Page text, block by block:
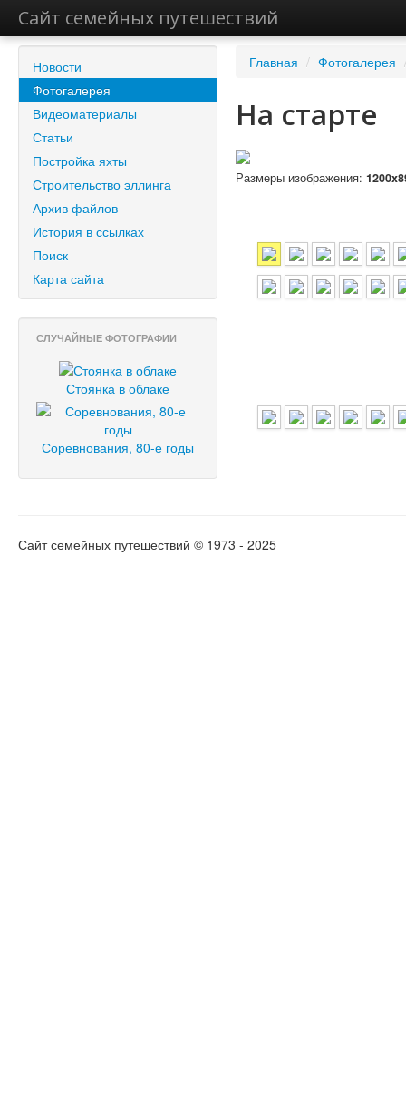
Сайт семейных путешествий
Новости
Фотогалерея
Видеоматериалы
Статьи
Постройка яхты
Строительство эллинга
Архив файлов
История в ссылках
Поиск
Карта сайта
СЛУЧАЙНЫЕ ФОТОГРАФИИ
Стоянка в облаке
Соревнования, 80-е годы
Главная / Фотогалерея
На старте
Размеры изображения:
Сайт семейных путешествий © 1973 - 2025